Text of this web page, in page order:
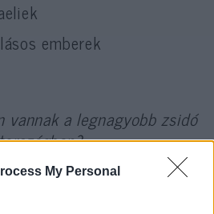
My Personal
emberek
vannak a legnagyobb zsidó